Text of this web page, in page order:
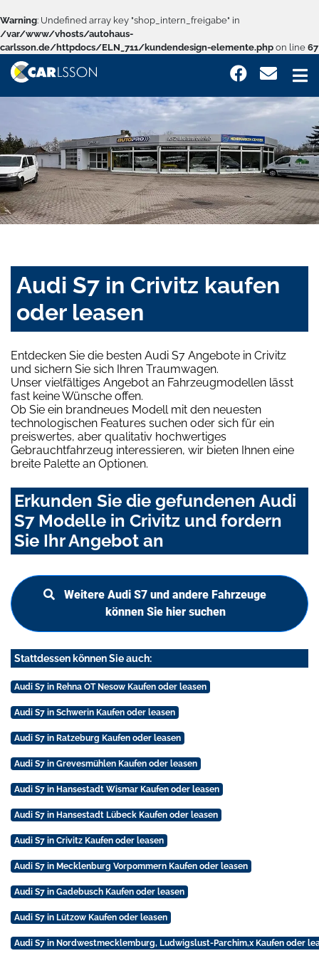
Warning: Undefined array key "shop_intern_freigabe" in
/var/www/vhosts/autohaus-
carlsson.de/httpdocs/ELN_711/kundendesign-elemente.php on line 67
Audi S7 in Crivitz kaufen
oder leasen
Entdecken Sie die besten Audi S7 Angebote in Crivitz
und sichern Sie sich Ihren Traumwagen.
Unser vielfältiges Angebot an Fahrzeugmodellen lässt
fast keine Wünsche offen.
Ob Sie ein brandneues Modell mit den neuesten
technologischen Features suchen oder sich für ein
preiswertes, aber qualitativ hochwertiges
Gebrauchtfahrzeug interessieren, wir bieten Ihnen eine
breite Palette an Optionen.
Erkunden Sie die gefundenen Audi
S7 Modelle in Crivitz und fordern
Sie Ihr Angebot an
Weitere Audi S7 und andere Fahrzeuge
können Sie hier suchen
Stattdessen können Sie auch:
Audi S7 in Rehna OT Nesow Kaufen oder leasen
Audi S7 in Schwerin Kaufen oder leasen
Audi S7 in Ratzeburg Kaufen oder leasen
Audi S7 in Grevesmühlen Kaufen oder leasen
Audi S7 in Hansestadt Wismar Kaufen oder leasen
Audi S7 in Hansestadt Lübeck Kaufen oder leasen
Audi S7 in Crivitz Kaufen oder leasen
Audi S7 in Mecklenburg Vorpommern Kaufen oder leasen
Audi S7 in Gadebusch Kaufen oder leasen
Audi S7 in Lützow Kaufen oder leasen
Audi S7 in Nordwestmecklemburg, Ludwigslust-Parchim,x Kaufen oder